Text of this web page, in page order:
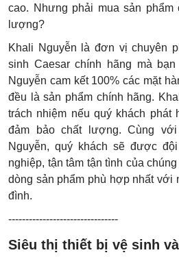
cao. Nhưng phải mua sản
lượng?
Khali Nguyễn là đơn vị chuyên
sinh Caesar chính hãng mà
Nguyễn cam kết 100% các mặt
đều là sản phẩm chính hãng.
trách nhiệm nếu quý khách phát
đảm bảo chất lượng. Cùng
Nguyễn, quý khách sẽ được
nghiệp, tận tâm tận tình của
dòng sản phẩm phù hợp nhất với
đình.
--------------------------------
Siêu thị thiết bị vệ sinh